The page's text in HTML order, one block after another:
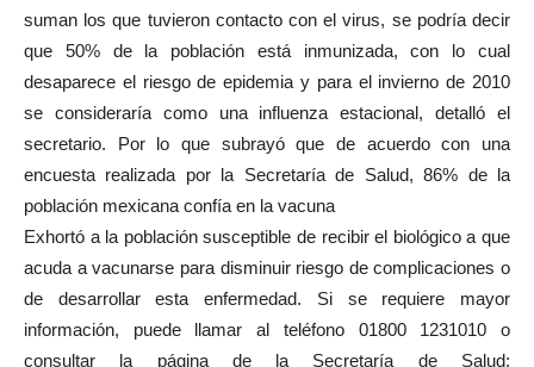
suman los que tuvieron contacto con el virus, se podría decir
que 50% de la población está inmunizada, con lo cual
desaparece el riesgo de epidemia y para el invierno de 2010
se consideraría como una influenza estacional, detalló el
secretario. Por lo que subrayó que de acuerdo con una
encuesta realizada por la Secretaría de Salud, 86% de la
población mexicana confía en la vacuna
Exhortó a la población susceptible de recibir el biológico a que
acuda a vacunarse para disminuir riesgo de complicaciones o
de desarrollar esta enfermedad. Si se requiere mayor
información, puede llamar al teléfono 01800 1231010 o
consultar la página de la Secretaría de Salud: